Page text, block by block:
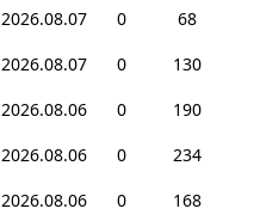
2026.08.07 0
68
2026.08.07 0
130
2026.08.06 0
190
2026.08.06 0
234
2026.08.06 0 168